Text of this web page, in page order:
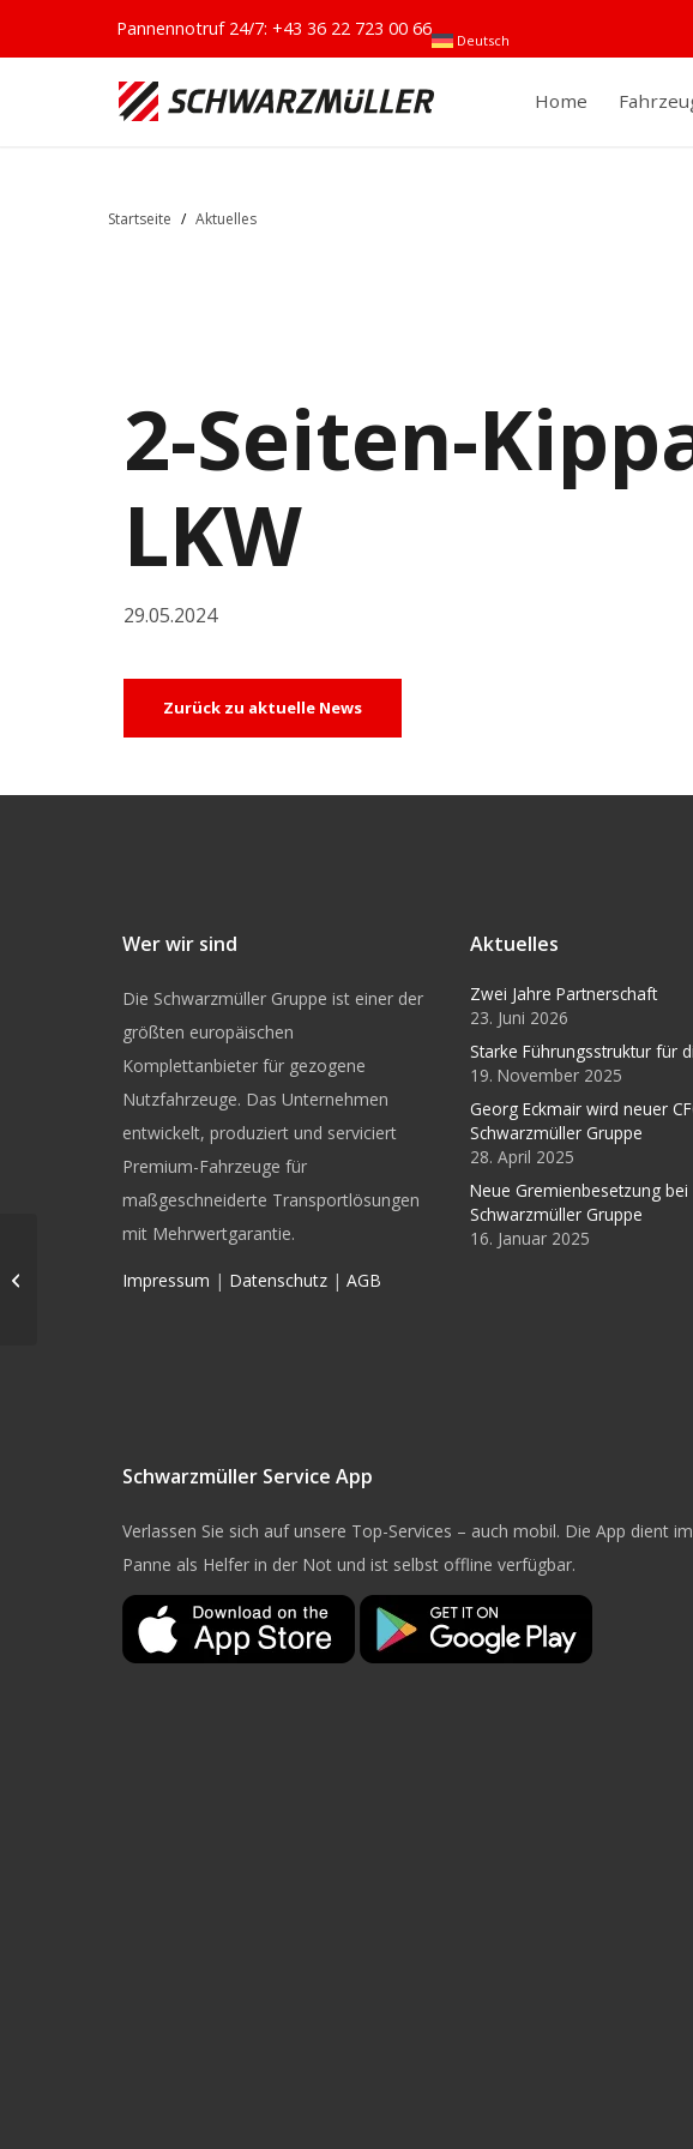
Deutsch
Pannennotruf 24/7: +43 36 22 723 00 66
Home
Startseite / Aktuelles
2-Seiten-
LKW
29.05.2024
Zurück zu aktuelle News
Wer wir sind
Die Schwarzmüller Gruppe ist einer der
größten europäischen
Komplettanbieter für gezogene
Nutzfahrzeuge. Das Unternehmen
entwickelt, produziert und serviciert
Premium-Fahrzeuge für
maßgeschneiderte Transportlösungen
mit Mehrwertgarantie.
Impressum | Datenschutz | AGB
Aktuelles
Zwei Jahre Partnerschaft
23. Juni 2026
Starke Führungsstruktur für
19. November 2025
Georg Eckmair wird neuer
Schwarzmüller Gruppe
28. April 2025
Neue Gremienbesetzung bei
Schwarzmüller Gruppe
16. Januar 2025
Schwarzmüller Service App
Verlassen Sie sich auf unsere Top-Services – auch mobil. Die App dient
Panne als Helfer in der Not und ist selbst offline verfügbar.
Schlitten-Carrier-